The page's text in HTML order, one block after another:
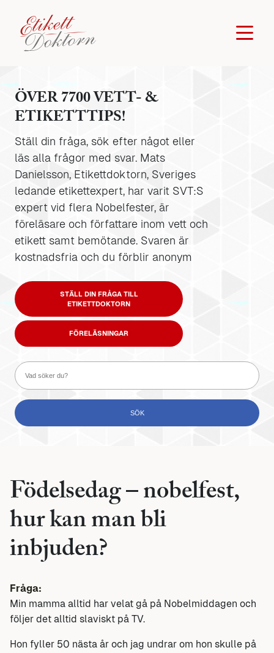
ÖVER 7700 VETT- &
ETIKETTTIPS!
Ställ din fråga, sök efter något eller
läs alla frågor med svar. Mats
Danielsson, Etikettdoktorn, Sveriges
ledande etikettexpert, har varit SVT:S
expert vid flera Nobelfester, är
föreläsare och författare inom vett och
etikett samt bemötande. Svaren är
kostnadsfria och du förblir anonym
STÄLL DIN FRÅGA TILL
ETIKETTDOKTORN
FÖRELÄSNINGAR
Födelsedag – nobelfest,
hur kan man bli
inbjuden?
Fråga:
Min mamma alltid har velat gå på Nobelmiddagen och
följer det alltid slaviskt på TV.
Hon fyller 50 nästa år och jag undrar om hon skulle på